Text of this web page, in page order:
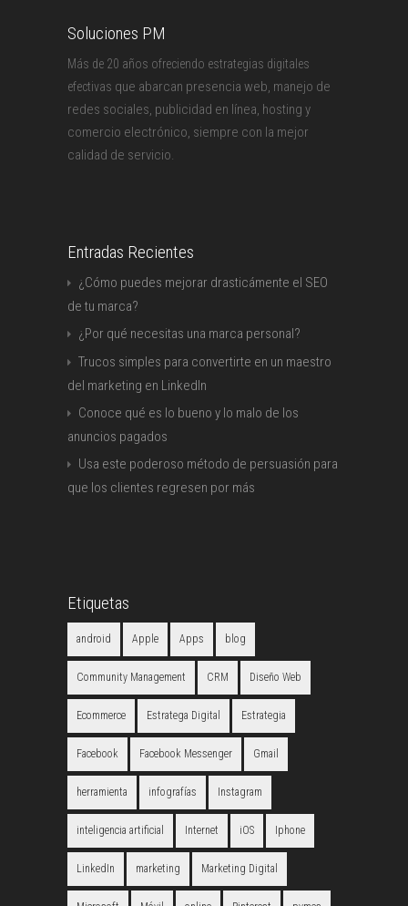
Soluciones PM
Más de 20 años ofreciendo estrategias digitales
efectivas que abarcan presencia web, manejo de
redes sociales, publicidad en línea, hosting y
comercio electrónico, siempre con la mejor
calidad de servicio.
Entradas Recientes
¿Cómo puedes mejorar drasticámente el SEO
de tu marca?
¿Por qué necesitas una marca personal?
Trucos simples para convertirte en un maestro
del marketing en LinkedIn
Conoce qué es lo bueno y lo malo de los
anuncios pagados
Usa este poderoso método de persuasión para
que los clientes regresen por más
Etiquetas
android Apple Apps blog
Community Management CRM Diseño Web
Ecommerce Estratega Digital Estrategia
Facebook Facebook Messenger Gmail
herramienta infografías Instagram
inteligencia artificial Internet iOS Iphone
LinkedIn marketing Marketing Digital